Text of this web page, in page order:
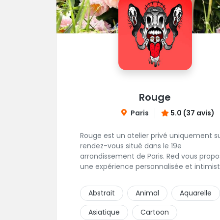
Rouge
Paris 5.0 (37 avis)
Rouge est un atelier privé uniquement
rendez-vous situé dans le 19e
arrondissement de Paris. Red vous propose
une expérience personnalisée et
?"C'est simple, cela permet de proposer
même qualité de service à tous les
tatoué(e)s. L'intérêt est de prendre son
temps, faire les bons choix, et toujours se
Abstrait Animal
Aquarelle
Asiatique
Cartoon